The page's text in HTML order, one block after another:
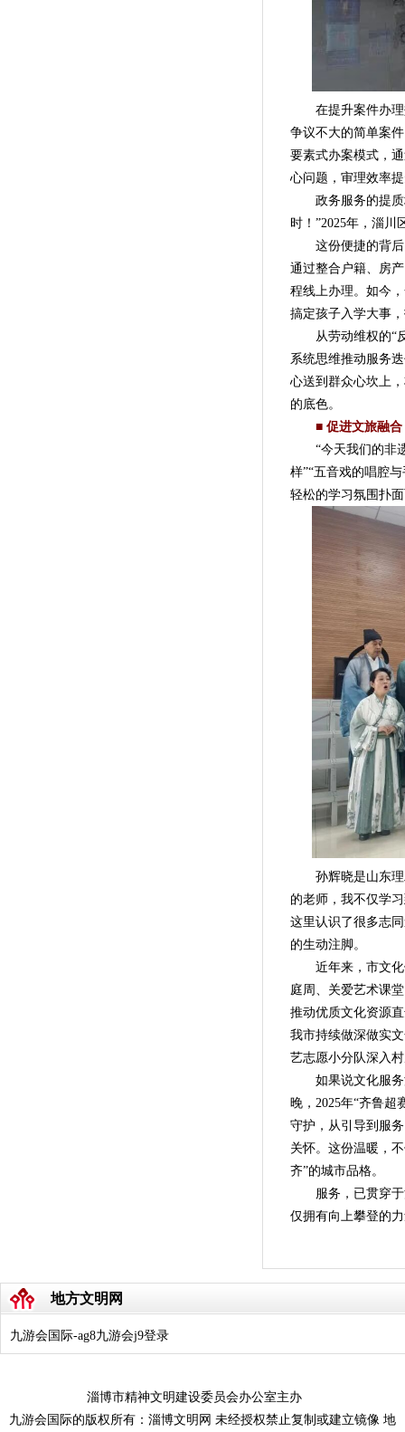
在提升案件办理
争议不大的简单案
要素式办案模式，
心问题，审理效率
政务服务的提质
时！”2025年，淄
这份便捷的背后
通过整合户籍、房
程线上办理。如今
搞定孩子入学大事
从劳动维权的“反
系统思维推动服务
心送到群众心坎上
的底色。
■ 促进文旅融
“今天我们的非遗
样”“五音戏的唱腔
轻松的学习氛围扑
孙辉晓是山东理
的老师，我不仅学
这里认识了很多志
的生动注脚。
近年来，市文化馆
庭周、关爱艺术课
推动优质文化资源
我市持续做深做实
艺志愿小分队深入
如果说文化服务
晚，2025年“齐鲁超
守护，从引导到服
关怀。这份温暖，
齐”的城市品格。
服务，已贯穿
仅拥有向上攀登的
地方文明网
九游会国际-ag8九游会j9登录
淄博市精神文明建设委员会办公室主办
九游会国际的版权所有：淄博文明网 未经授权禁止复制或建立镜像 地